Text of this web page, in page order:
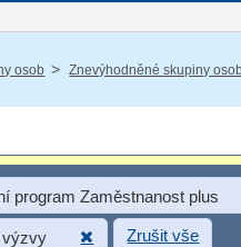
osob / Znevýhodněné skupiny
program Zaměstnanost plus
výzvy Zrušit vše